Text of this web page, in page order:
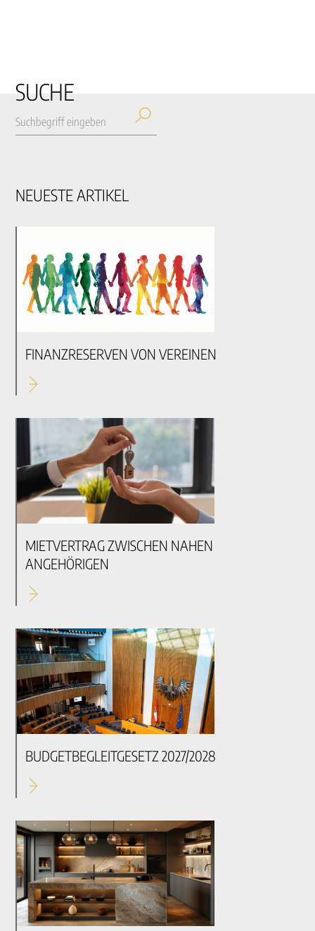
SUCHE
NEUESTE ARTIKEL
FINANZRESERVEN VON VEREINEN
MIETVERTRAG ZWISCHEN NAHEN
ANGEHÖRIGEN
BUDGETBEGLEITGESETZ 2027/2028